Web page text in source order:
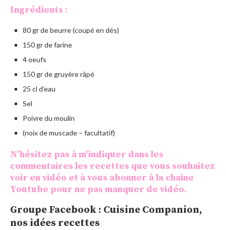
Ingrédients :
80 gr de beurre (coupé en dés)
150 gr de farine
4 oeufs
150 gr de gruyère râpé
25 cl d’eau
Sel
Poivre du moulin
(noix de muscade – facultatif)
N’hésitez pas à m’indiquer dans les
commentaires les recettes que vous souhaitez
voir en vidéo et à vous abonner à la chaîne
Youtube pour ne pas manquer de vidéo.
Groupe Facebook : Cuisine Companion,
nos idées recettes